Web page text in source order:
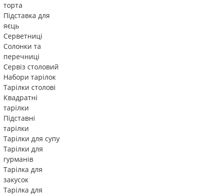
торта
Підставка для
яєць
Серветниці
Солонки та
перечниці
Сервіз столовий
Набори тарілок
Тарілки столові
Квадратні
тарілки
Підставні
тарілки
Тарілки для супу
Тарілки для
гурманів
Тарілка для
закусок
Тарілка для